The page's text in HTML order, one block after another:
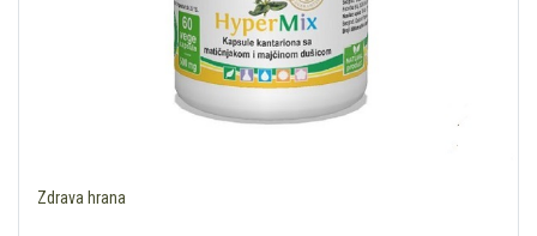
Zdrava hrana